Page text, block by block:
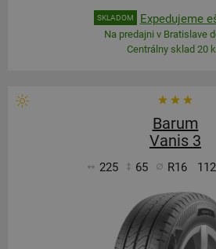
SKLADOM Expedujeme
Na predajni v Bratislave
Centrálny sklad 20
Barum
Vanis 3
225 65 R16